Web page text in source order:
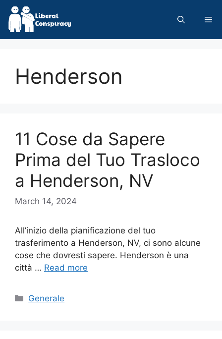
Skip
content
Henderson
11 Cose da Sapere
Prima del Tuo Trasloco
a Henderson, NV
March 14, 2024
All’inizio della pianificazione del tuo
trasferimento a Henderson, NV, ci sono alcune
cose che dovresti sapere. Henderson è una
città … Read more
Categories
Generale